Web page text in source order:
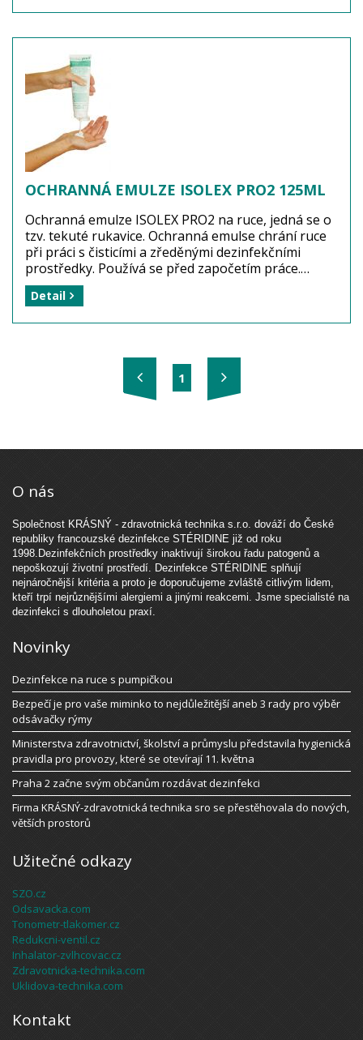
gynekologů apod, vyhláška Ministerstva
zdravotnictví ČR (číslo bude doplněno).
Výrobce: KRÁSNÝ - zdravotnická technika s.r.o.
Balení: 1 kus (2 samolepky Technika správného mytí
a dezinfekce rukou)
Dostupnost:zboží je skladem
OCHRANNÁ EMULZE ISOLEX PRO2 125ML
Ochranná emulze ISOLEX PRO2 na ruce, jedná se o
tzv. tekuté rukavice. Ochranná emulse chrání ruce
při práci s čisticími a zředěnými dezinfekčními
prostředky. Používá se před započetím práce.
Ochranná emulze není rozpustná ve vodě a
poskytuje potřebnou ochranu. Nanáší se na čisté a
Výrobce: Laboratoires STÉRIDINE, Francie
Balení: 1 kus (tuba 125 ml)
Německého výrobce GOJO PRODENE. ...více
Detail
1
O nás
Společnost KRÁSNÝ - zdravotnická technika s.r.o. dováží do České
republiky francouzské dezinfekce STÉRIDINE již od roku
1998.Dezinfekčních prostředky inaktivují širokou řadu patogenů a
nepoškozují životní prostředí. Dezinfekce STÉRIDINE splňují
nejnáročnější kritéria a proto je doporučujeme zvláště citlivým lidem,
kteří trpí nejrůznějšími alergiemi a jinými reakcemi. Jsme specialisté na
dezinfekci s dlouholetou praxí.
Novinky
Dezinfekce na ruce s pumpičkou
Bezpečí je pro vaše miminko to nejdůležitější aneb 3 rady pro výběr
odsávačky rýmy
Ministerstva zdravotnictví, školství a průmyslu představila hygienická
pravidla pro provozy, které se otevírají 11. května
Praha 2 začne svým občanům rozdávat dezinfekci
Firma KRÁSNÝ-zdravotnická technika sro se přestěhovala do nových,
větších prostorů
Užitečné odkazy
SZO.cz
Odsavacka.com
Tonometr-tlakomer.cz
Redukcni-ventil.cz
Inhalator-zvlhcovac.cz
Zdravotnicka-technika.com
Uklidova-technika.com
Kontakt